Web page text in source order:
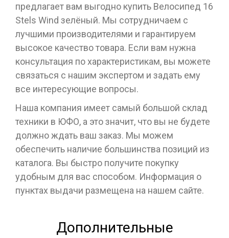
предлагает вам выгодно купить Велосипед 16
Stels Wind зелёный. Мы сотрудничаем с
лучшими производителями и гарантируем
высокое качество товара. Если вам нужна
консультация по характеристикам, вы можете
связаться с нашим экспертом и задать ему
все интересующие вопросы.
Наша компания имеет самый большой склад
техники в ЮФО, а это значит, что вы не будете
должно ждать ваш заказ. Мы можем
обеспечить наличие большинства позиций из
каталога. Вы быстро получите покупку
удобным для вас способом. Информация о
пунктах выдачи размещена на нашем сайте.
Дополнительные